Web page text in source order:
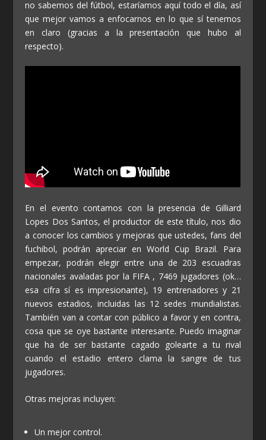
no sabemos del fútbol, estaríamos aquí todo el día, así
que mejor vamos a enfocarnos en lo que sí tenemos
en claro (gracias a la presentación que hubo al
respecto).
En el evento contamos con la presencia de Gilliard
Lopes Dos Santos, el productor de este título, nos dio
a conocer los cambios y mejoras que ustedes, fans del
fuchibol, podrán apreciar en World Cup Brazil. Para
empezar, podrán elegir entre una de 203 escuadras
nacionales avaladas por la FIFA , 7469 jugadores (ok…
esa cifra sí es impresionante), 19 entrenadores y 21
nuevos estadios, incluidas las 12 sedes mundialistas.
También van a contar con público a favor y en contra,
cosa que se oye bastante interesante. Puedo imaginar
que ha de ser bastante cagado golearte a tu rival
cuando el estadio entero clama la sangre de tus
jugadores.
Otras mejoras incluyen:
Un mejor control.